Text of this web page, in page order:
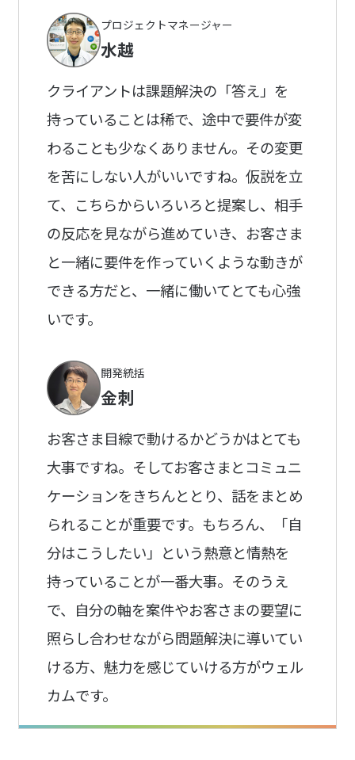
プロジェクトマネージャー
水越
クライアントは課題解決の「答え」を
持っていることは稀で、途中で要件が変
わることも少なくありません。その変更
を苦にしない人がいいですね。仮説を立
て、こちらからいろいろと提案し、相手
の反応を見ながら進めていき、お客さま
と一緒に要件を作っていくような動きが
できる方だと、一緒に働いてとても心強
いです。
開発統括
金刺
お客さま目線で動けるかどうかはとても
大事ですね。そしてお客さまとコミュニ
ケーションをきちんととり、話をまとめ
られることが重要です。もちろん、「自
分はこうしたい」という熱意と情熱を
持っていることが一番大事。そのうえ
で、自分の軸を案件やお客さまの要望に
照らし合わせながら問題解決に導いてい
ける方、魅力を感じていける方がウェル
カムです。